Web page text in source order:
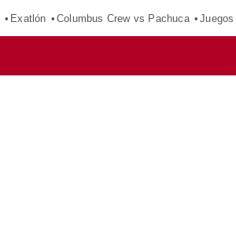
Exatlón Columbus Crew vs Pachuca